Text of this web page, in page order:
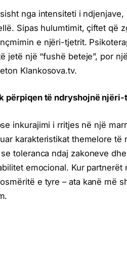
nga intensiteti i
Sipas hulumtimit, çiftet që
e njëri-tjetrit.
jetë një “fushë beteje”, por
Klankosova.tv.
përpiqen të ndryshojnë
inkurajimi i rritjes në një
karakteristikat themelore
toleranca ndaj zakoneve
emocional. Kur
e tyre – ata kanë më